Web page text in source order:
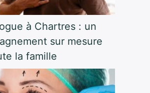
à Chartres : un
sur mesure
la famille